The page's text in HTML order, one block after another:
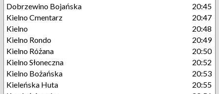
Dobrzewino Bojańska
20:45
Kielno Cmentarz
20:47
Kielno
20:48
Kielno Rondo
20:49
Kielno Różana
20:50
Kielno Słoneczna
20:52
Kielno Bożańska
20:53
Kieleńska Huta
20:55